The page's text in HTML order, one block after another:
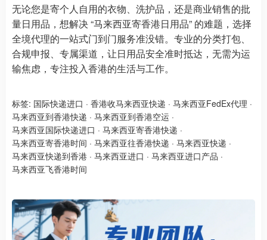
无论您是寄个人自用的衣物、洗护品，还是商业销售的批
量日用品，想解决 “马来西亚寄香港日用品” 的难题，选择
全境代理的一站式门到门服务准没错。专业的分类打包、
合规申报、专属渠道，让日用品安全准时抵达，无需为运
输焦虑，专注投入香港的生活与工作。
标签: 国际快递进口 · 香港收马来西亚快递 · 马来西亚FedEx代理 ·
马来西亚到香港快递 · 马来西亚到香港空运 ·
马来西亚国际快递进口 · 马来西亚寄香港快递 ·
马来西亚寄香港时间 · 马来西亚往香港快递 · 马来西亚快递 ·
马来西亚快递到香港 · 马来西亚进口 · 马来西亚进口产品 ·
马来西亚飞香港时间